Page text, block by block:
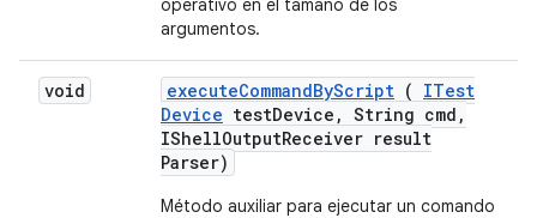
operativo en el tamaño de los
argumentos.
void executeCommandByScript ( ITest
Device testDevice , String cmd ,
IShellOutputReceiver result
Parser)
Método auxiliar para ejecutar un comando